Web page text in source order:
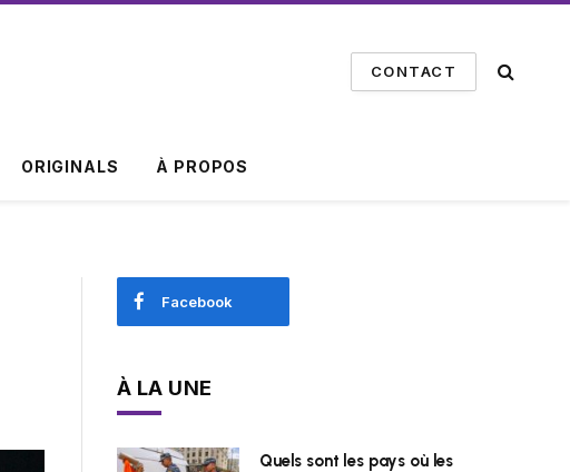
CONTACT
ORIGINALS À PROPOS
Facebook
À LA UNE
Quels sont les pays où les